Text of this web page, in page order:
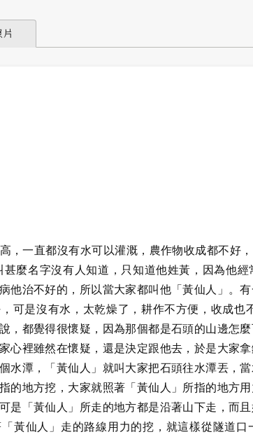
，一直都沒有水可以灌溉，農作物收成都不好
麼名字沒有人知道，只知道他姓黃，因為他
他治不好的，所以當大家都叫他「黃仙人」。
可是沒有水，太乾燥了，耕作不方便，收成也
，都覺得很懷疑，因為那個都是石頭的山邊怎麼
心裡雖然在懷疑，還是決定跟他去，於是大家拿
水潭，「黃仙人」就叫大家把石頭往水潭丟，當
的地方挖，大家就照著「黃仙人」所指的地方
是「黃仙人」所走的地方都是沿著山下走，而
黃仙人」走的路線用力的挖，就這樣從隧道口